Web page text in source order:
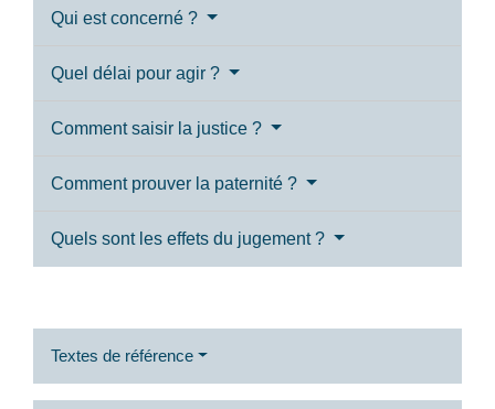
Qui est concerné ?
Quel délai pour agir ?
Comment saisir la justice ?
Comment prouver la paternité ?
Quels sont les effets du jugement ?
Textes de référence